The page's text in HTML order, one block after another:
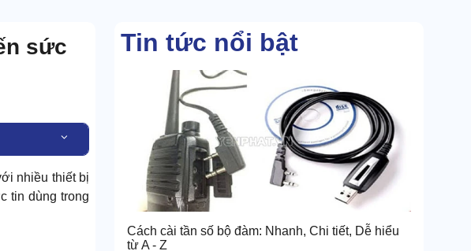
sức
nhiều thiết bị
tin dùng trong
Tin tức nổi bật
Cách cài tần số bộ đàm: Nhanh, Chi tiết, Dễ hiểu
từ A - Z